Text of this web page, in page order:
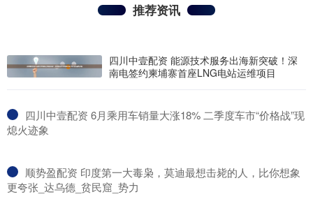
推荐资讯
四川中壹配资 能源技术服务出海新突破！深
南电签约柬埔寨首座LNG电站运维项目
​四川中壹配资 6月乘用车销量大涨18% 二季度车市“价格战”现
熄火迹象
​顺势盈配资 印度第一大毒枭，莫迪最想击毙的人，比你想象
更夸张_达乌德_贫民窟_势力